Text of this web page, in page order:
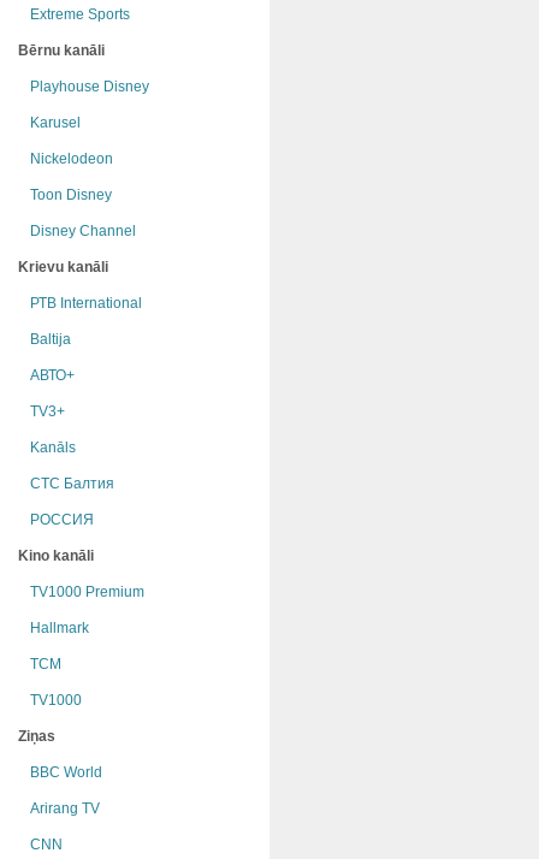
Extreme Sports
Bērnu kanāli
Playhouse Disney
Karusel
Nickelodeon
Toon Disney
Disney Channel
Krievu kanāli
РТB International
Baltija
АВТО+
TV3+
Kanāls
СТС Балтия
РОССИЯ
Kino kanāli
TV1000 Premium
Hallmark
TCM
TV1000
Ziņas
BBC World
Arirang TV
CNN